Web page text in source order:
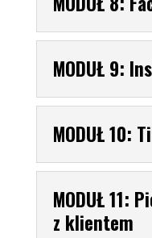
MODUŁ 9:
MODUŁ 10:
MODUŁ 11:
z klientem